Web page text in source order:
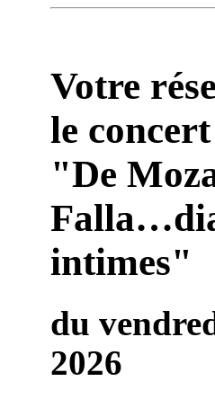
Votre
le
"De
intimes"
du
2026